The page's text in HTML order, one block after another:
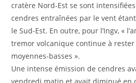
cratère Nord-Est se sont
cendres entraînées par le vent
le Sud-Est. En outre, pour l’Ingv, «
tremor volcanique continue à
moyennes-basses ».
Une intense émission de cendres